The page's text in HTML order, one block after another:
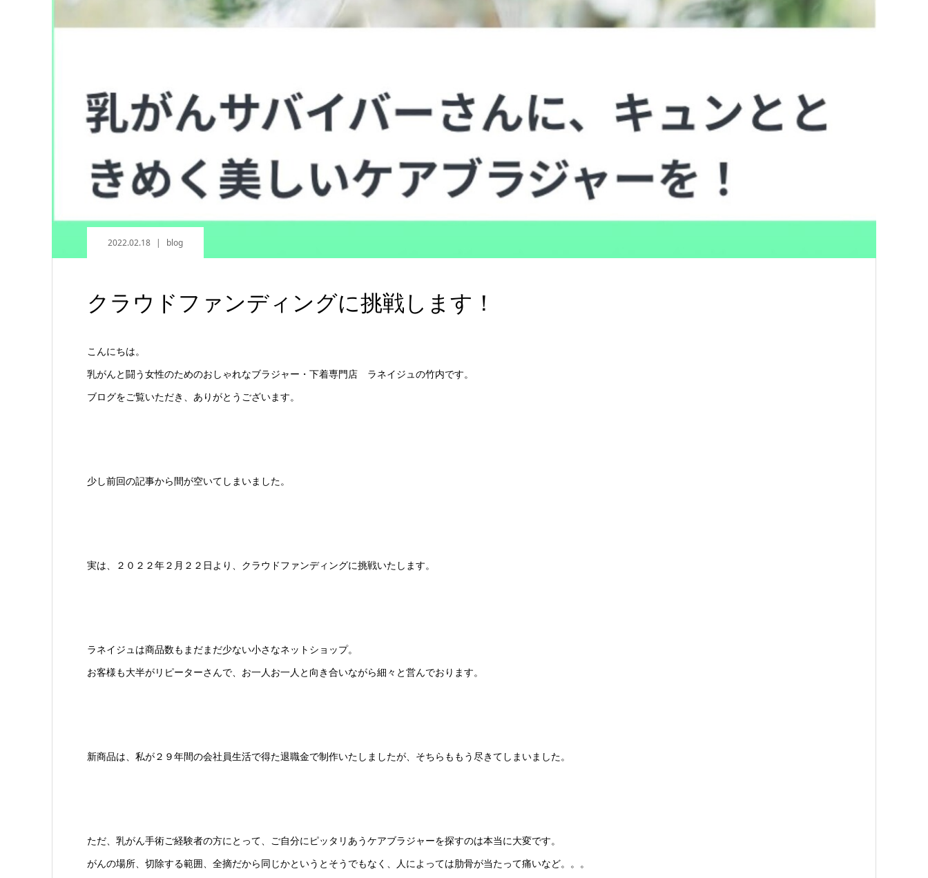
2022.02.18 blog
クラウドファンディングに挑戦します！
こんにちは。
乳がんと闘う女性のためのおしゃれなブラジャー・下着専門店 ラネイジュの竹内です。
ブログをご覧いただき、ありがとうございます。
少し前回の記事から間が空いてしまいました。
実は、２０２２年２月２２日より、クラウドファンディングに挑戦いたします。
ラネイジュは商品数もまだまだ少ない小さなネットショップ。
お客様も大半がリピーターさんで、お一人お一人と向き合いながら細々と営んでおります。
新商品は、私が２９年間の会社員生活で得た退職金で制作いたしましたが、そちらももう尽きてしまいました。
ただ、乳がん手術ご経験者の方にとって、ご自分にピッタリあうケアブラジャーを探すのは本当に大変です。
がんの場所、切除する範囲、全摘だから同じかというとそうでもなく、人によっては肋骨が当たって痛いなど。。。